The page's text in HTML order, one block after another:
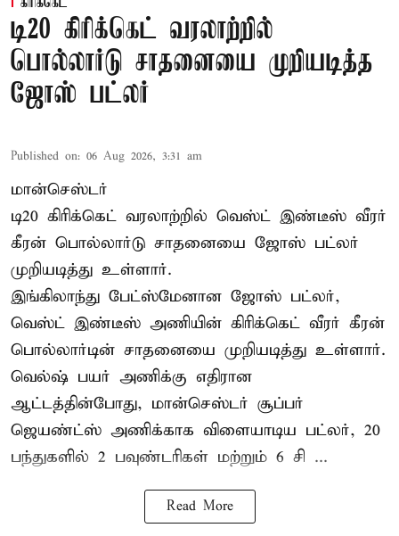
கிரிக்கெட்
டி20 கிரிக்கெட் வரலாற்றில்
பொல்லார்டு சாதனையை முறியடித்த
ஜோஸ் பட்லர்
Published on: 06 Aug 2026, 3:31 am
மான்செஸ்டர்
டி20 கிரிக்கெட் வரலாற்றில் வெஸ்ட் இண்டீஸ் வீரர்
கீரன் பொல்லார்டு சாதனையை ஜோஸ் பட்லர்
முறியடித்து உள்ளார்.
இங்கிலாந்து பேட்ஸ்மேனான ஜோஸ் பட்லர்,
வெஸ்ட் இண்டீஸ் அணியின் கிரிக்கெட் வீரர் கீரன்
பொல்லார்டின் சாதனையை முறியடித்து உள்ளார்.
வெல்ஷ் பயர் அணிக்கு எதிரான
ஆட்டத்தின்போது, மான்செஸ்டர் சூப்பர்
ஜெயண்ட்ஸ் அணிக்காக விளையாடிய பட்லர், 20
பந்துகளில் 2 பவுண்டரிகள் மற்றும் 6 சி ...
Read More